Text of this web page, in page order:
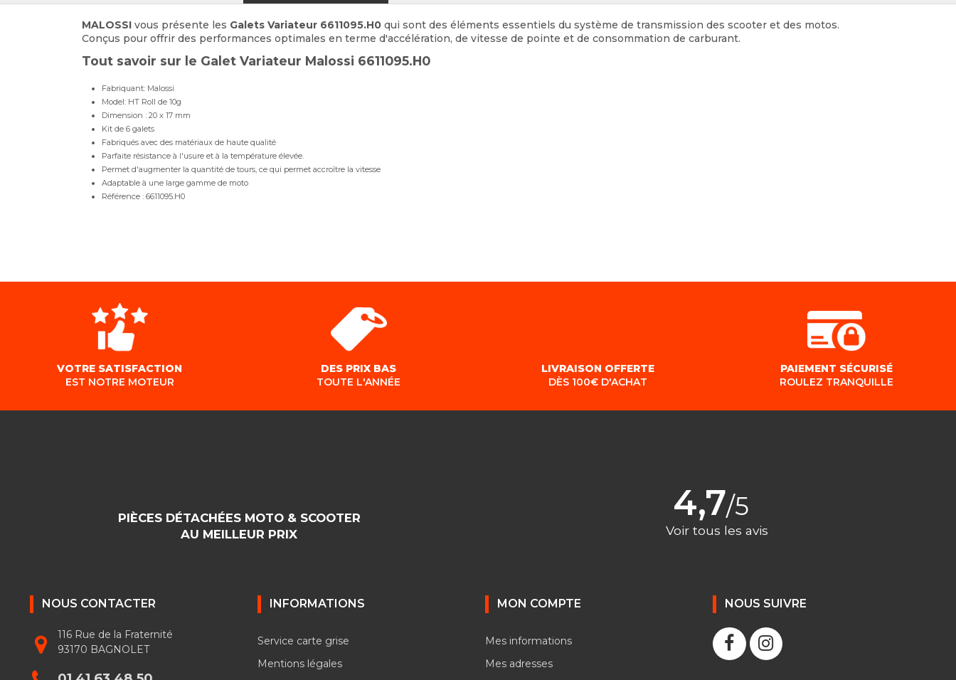
MALOSSI vous présente les Galets Variateur 6611095.H0 qui sont des éléments essentiels du système de transmission des scooter et des motos.
Conçus pour offrir des performances optimales en terme d'accélération, de vitesse de pointe et de consommation de carburant.
Tout savoir sur le Galet Variateur Malossi 6611095.H0
Fabriquant: Malossi
Model: HT Roll de 10g
Dimension : 20 x 17 mm
Kit de 6 galets
Fabriqués avec des matériaux de haute qualité
Parfaite résistance à l'usure et à la température élevée.
Permet d'augmenter la quantité de tours, ce qui permet accroître la vitesse
Adaptable à une large gamme de moto
Référence : 6611095.H0
VOTRE SATISFACTION
EST NOTRE MOTEUR
DES PRIX BAS
TOUTE L'ANNÉE
LIVRAISON OFFERTE
DÈS 100€ D'ACHAT
PAIEMENT SÉCURISÉ
ROULEZ TRANQUILLE
PIÈCES DÉTACHÉES MOTO & SCOOTER
AU MEILLEUR PRIX
4,7/5
Voir tous les avis
NOUS CONTACTER
116 Rue de la Fraternité
93170 BAGNOLET
INFORMATIONS
Service carte grise
Mentions légales
MON COMPTE
Mes informations
Mes adresses
NOUS SUIVRE